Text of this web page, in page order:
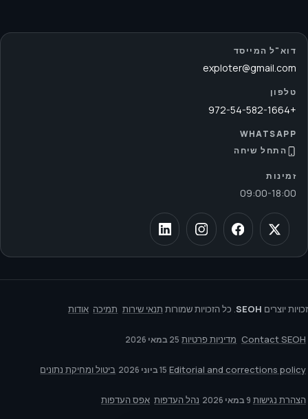
דוא"ל המייסד
exploter@gmail.com
טלפון
+972-54-582-1664
WHATSAPP
התחל שיחה
זמינות
09:00-18:00
זכויות יוצרים SEOH. כל הזכויות שמורות תנאי שירות תמיכה אודות
Contact SEOH מדיניות פרטיות 25 במאי 2026
Editorial and corrections policy 15 ביוני 2026 ביטול ומחיקת נתונים
הצהרת נגישות 9 במאי 2026 נהל העדפות אפס העדפות